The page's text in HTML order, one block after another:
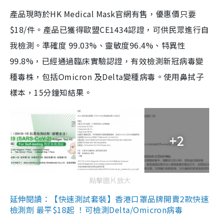
產品現時於HK Medical Mask官網有售，優惠價只要
$18/件。產品已獲得歐盟CE1434認證，可供民眾進行自
我檢測。準確度 99.03%、靈敏度96.4%、特異性
99.8%，已經通過臨床實驗認證，有效檢測新冠病毒變
種毒株，包括Omicron 及Delta變種病毒。使用鼻拭子
樣本，15分鐘知結果。
+2
點擊圖片放大
延伸閱讀：【快速測試套裝】香港口罩品牌開賣2款快速
檢測劑 最平$18起 ！可檢測Delta/Omicron病毒